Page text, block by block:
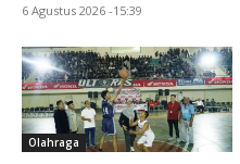
6 Agustus 2026 -15:39
Olahraga